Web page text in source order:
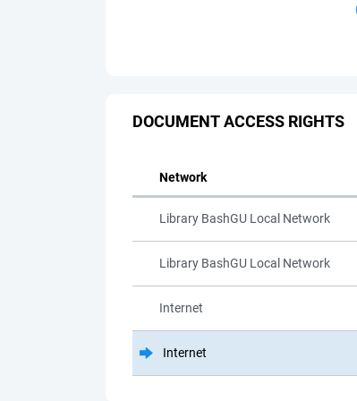
DOCUMENT ACCESS RIGHTS
Network
Library BashGU Local Network
Library BashGU Local Network
Internet
Internet